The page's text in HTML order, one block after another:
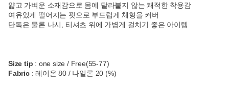
얇고 가벼운 소재감으로 몸에 달라붙지 않는 쾌적한 착용감
여유있게 떨어지는 핏으로 부드럽게 체형을 커버
단독은 물론 나시, 티셔츠 위에 가볍게 걸치기 좋은 아이템
Size tip : one size / Free(55-77)
Fabric: 레이온 80 / 나일론 20 (%)